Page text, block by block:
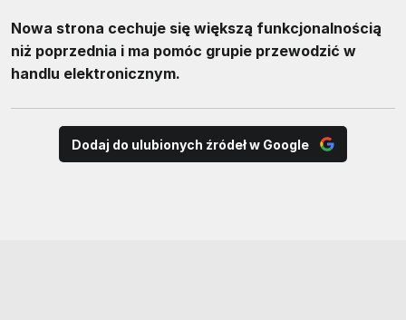
Nowa strona cechuje się większą funkcjonalnością
niż poprzednia i ma pomóc grupie przewodzić w
handlu elektronicznym.
Dodaj do ulubionych źródeł w Google